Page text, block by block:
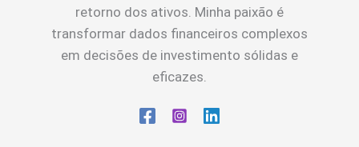
retorno dos ativos. Minha paixão é
transformar dados financeiros complexos
em decisões de investimento sólidas e
eficazes.